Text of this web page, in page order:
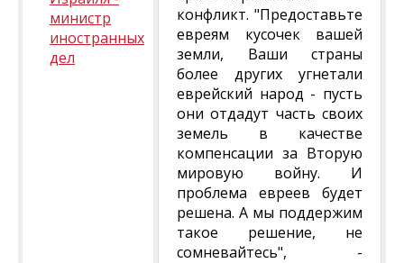
министр
иностранных
дел
конфликт. "Предоставьте
евреям кусочек вашей
земли, Ваши страны
более других угнетали
еврейский народ - пусть
они отдадут часть своих
земель в качестве
компенсации за Вторую
мировую войну. И
проблема евреев будет
решена. А мы поддержим
такое решение, не
сомневайтесь", -